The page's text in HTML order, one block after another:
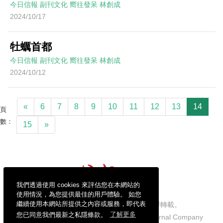
我們透過使用 cookies 來評估您在本網站的
使用情況，為您提供最佳的用戶體驗。 如您
繼續使用本網站所提供之內容或服務，即代表
您已同意我們最新之私隱條款。
了解更多
今日信報 副刊文化 嚮往發呆 林創成
2024/10/17
牡蠣首都
今日信報 副刊文化 嚮往發呆 林創成
2024/10/12
頁
數：
« 6 7 8 9 10 11 12 13 14
15 »
信報財經新聞有限公司版權所有，不得轉載。
Copyright © 2026 Hong Kong Economic Journal Company